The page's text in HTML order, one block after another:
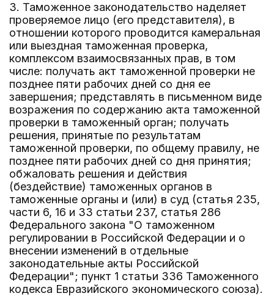
3. Таможенное законодательство наделяет
проверяемое лицо (его представителя), в
отношении которого проводится камеральная
или выездная таможенная проверка,
комплексом взаимосвязанных прав, в том
числе: получать акт таможенной проверки не
позднее пяти рабочих дней со дня ее
завершения; представлять в письменном виде
возражения по содержанию акта таможенной
проверки в таможенный орган; получать
решения, принятые по результатам
таможенной проверки, по общему правилу, не
позднее пяти рабочих дней со дня принятия;
обжаловать решения и действия
(бездействие) таможенных органов в
таможенные органы и (или) в суд (статья 235,
части 6, 16 и 33 статьи 237, статья 286
Федерального закона "О таможенном
регулировании в Российской Федерации и о
внесении изменений в отдельные
законодательные акты Российской
Федерации"; пункт 1 статьи 336 Таможенного
кодекса Евразийского экономического союза).